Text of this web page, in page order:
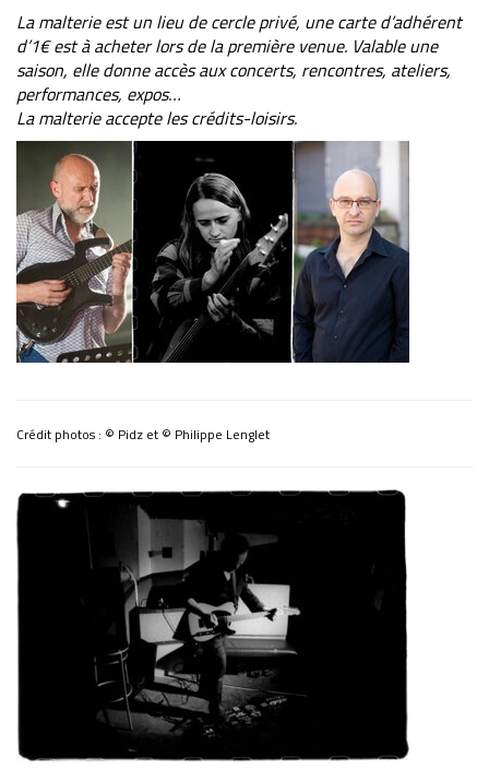
La malterie est un lieu de cercle privé, une carte d’adhérent
d’1€ est à acheter lors de la première venue. Valable une
saison, elle donne accès aux concerts, rencontres, ateliers,
performances, expos…
La malterie accepte les crédits-loisirs.
Crédit photos : © Pidz et © Philippe Lenglet